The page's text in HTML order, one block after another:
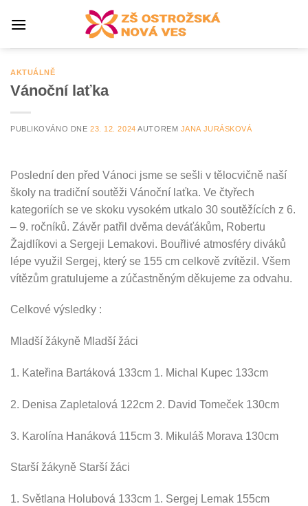
AKTUÁLNĚ
Vánoční laťka
PUBLIKOVÁNO DNE 23. 12. 2024 AUTOREM JANA JURÁSKOVÁ
Poslední den před Vánoci jsme se sešli v tělocvičně naší
školy na tradiční soutěži Vánoční laťka. Ve čtyřech
kategoriích se ve skoku vysokém utkalo 30 soutěžících z 6.
– 9. ročníků. Závěr patřil dvěma deváťákům, Robertu
Žajdlíkovi a Sergeji Lemakovi. Bouřlivé atmosféry diváků
lépe využil Sergej, který se 155 cm celkově zvítězil. Všem
vítězům gratulujeme a zúčastněným děkujeme za odvahu.
Celkové výsledky :
Mladší žákyně Mladší žáci
1. Kateřina Bartáková 133cm 1. Michal Kupec 133cm
2. Denisa Zapletalová 122cm 2. David Tomeček 130cm
3. Karolína Hanáková 115cm 3. Mikuláš Morava 130cm
Starší žákyně Starší žáci
1. Světlana Holubová 133cm 1. Sergej Lemak 155cm